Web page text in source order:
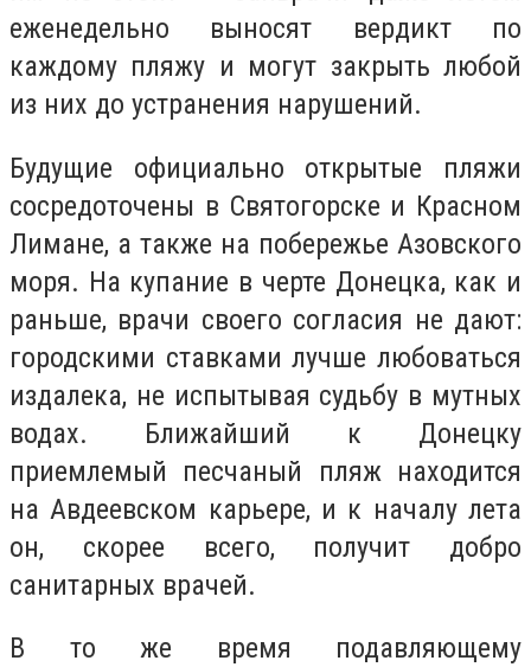
еженедельно выносят вердикт по
каждому пляжу и могут закрыть любой
из них до устранения нарушений.
Будущие официально открытые пляжи
сосредоточены в Святогорске и Красном
Лимане, а также на побережье Азовского
моря. На купание в черте Донецка, как и
раньше, врачи своего согласия не дают:
городскими ставками лучше любоваться
издалека, не испытывая судьбу в мутных
водах. Ближайший к Донецку
приемлемый песчаный пляж находится
на Авдеевском карьере, и к началу лета
он, скорее всего, получит добро
санитарных врачей.
В то же время подавляющему